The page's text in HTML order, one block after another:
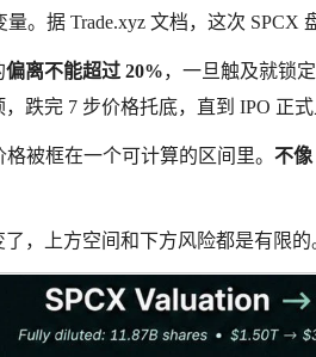
。据 Trade.xyz 文档，这次 SPCX
偏离不能超过 20%，一旦触及就锁
跌完 7 步价格托底，直到 IPO 正式
被框在一个可计算的区间里。 不
，上方空间和下方风险都是有限的